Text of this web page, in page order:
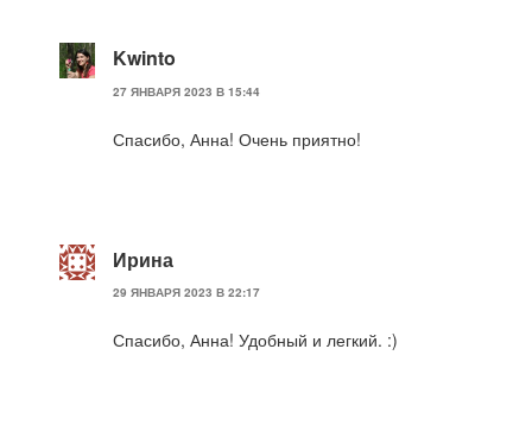
Kwinto
27 ЯНВАРЯ 2023 В 15:44
Спасибо, Анна! Очень приятно!
Ирина
29 ЯНВАРЯ 2023 В 22:17
Спасибо, Анна! Удобный и легкий. :)